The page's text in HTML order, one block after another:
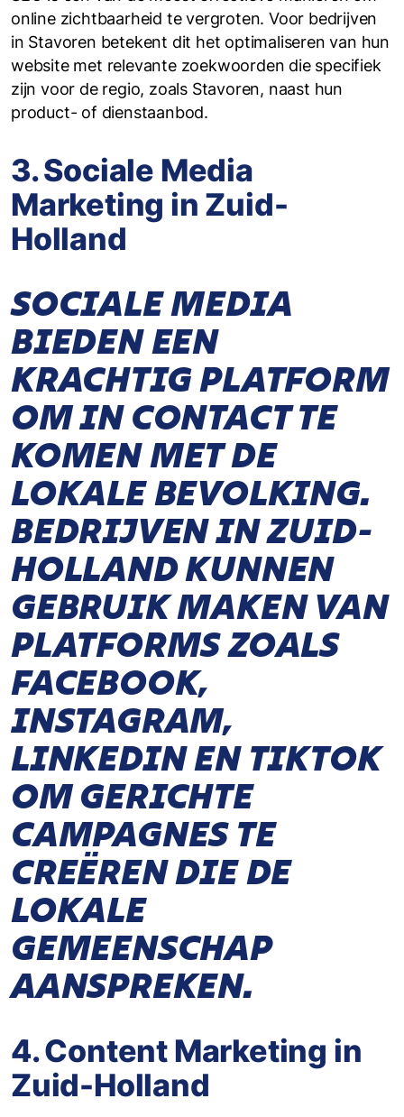
online zichtbaarheid te vergroten. Voor bedrijven
in Stavoren betekent dit het optimaliseren van hun
website met relevante zoekwoorden die specifiek
zijn voor de regio, zoals Stavoren, naast hun
product- of dienstaanbod.
3. Sociale Media
Marketing in Zuid-
Holland
SOCIALE MEDIA
BIEDEN EEN
KRACHTIG PLATFORM
OM IN CONTACT TE
KOMEN MET DE
LOKALE BEVOLKING.
BEDRIJVEN IN ZUID-
HOLLAND KUNNEN
GEBRUIK MAKEN VAN
PLATFORMS ZOALS
FACEBOOK,
INSTAGRAM,
LINKEDIN EN TIKTOK
OM GERICHTE
CAMPAGNES TE
CREËREN DIE DE
LOKALE
GEMEENSCHAP
AANSPREKEN.
4. Content Marketing in
Zuid-Holland